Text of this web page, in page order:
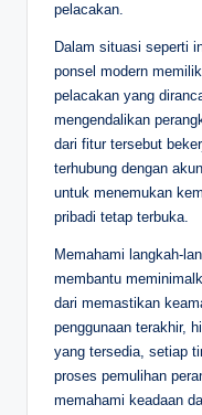
pelacakan.
Dalam situasi seperti
ponsel modern
pelacakan yang
mengendalikan
dari fitur tersebut
terhubung dengan
untuk menemukan
pribadi tetap terbuka.
Memahami langkah-
membantu
dari memastikan
penggunaan terakhir,
yang tersedia, setiap
proses pemulihan
memahami keadaan